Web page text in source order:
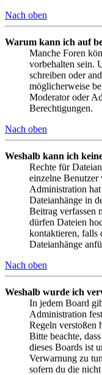
Nach oben
Warum kann ich auf
Manche Foren
vorbehalten sein.
schreiben oder
möglicherweise
Moderator oder
Berechtigungen.
Nach oben
Weshalb kann ich
Rechte für
einzelne
Administration
Dateianhänge in
Beitrag verfassen
dürfen Dateien
kontaktieren, falls
Dateianhänge
Nach oben
Weshalb wurde ich
In jedem Board
Administration
Regeln verstoßen
Bitte beachte,
dieses Boards ist
Verwarnung zu
sofern du die